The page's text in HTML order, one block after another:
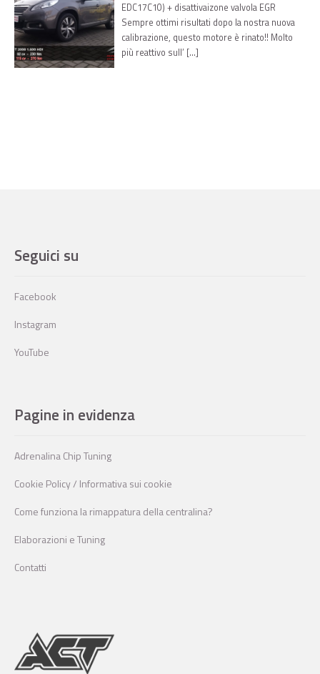
EDC17C10) + disattivaizone valvola EGR
Sempre ottimi risultati dopo la nostra nuova
calibrazione, questo motore è rinato!! Molto
più reattivo sull’ […]
Pagine in evidenza
Adrenalina Chip Tuning
Cookie Policy / Informativa sui cookie
Come funziona la rimappatura della centralina?
Elaborazioni e Tuning
Contatti
Seguici su
Facebook
Instagram
YouTube